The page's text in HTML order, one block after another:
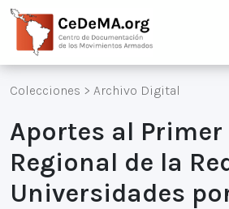
Colecciones > Archivo Digital
Aportes al Primer
Regional de la
Universidades